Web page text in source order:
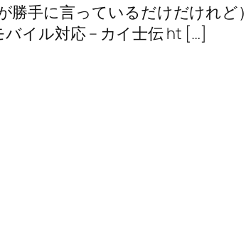
手に言っているだけだけれど
イル対応 – カイ士伝 ht […]